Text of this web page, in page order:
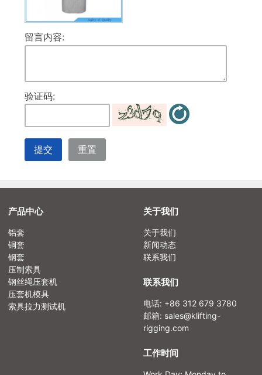
留言内容:
验证码:
提交 重置
产品中心
铝套
铜套
钢套
压制索具
钢丝绳压套机
压套机模具
索具拉力测试机
关于我们
关于我们
新闻动态
联系我们
联系我们
电话: +86 312 679 3780
邮箱: sales@klifting-
rigging.com
工作时间